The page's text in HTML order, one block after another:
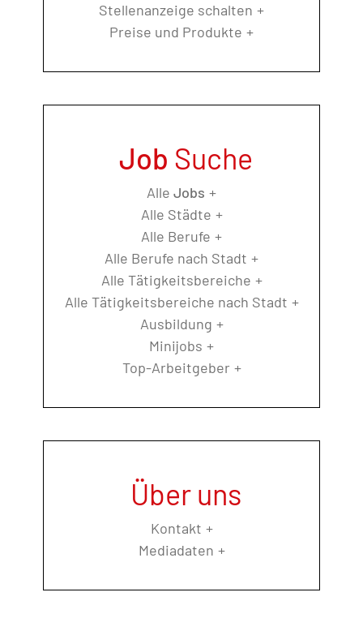
Stellenanzeige schalten
Preise und Produkte
Job Suche
Alle Jobs
Alle Städte
Alle Berufe
Alle Berufe nach Stadt
Alle Tätigkeitsbereiche
Alle Tätigkeitsbereiche nach Stadt
Ausbildung
Minijobs
Top-Arbeitgeber
Über uns
Kontakt
Mediadaten